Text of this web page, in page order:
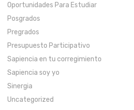
Oportunidades Para Estudiar
Posgrados
Pregrados
Presupuesto Participativo
Sapiencia en tu corregimiento
Sapiencia soy yo
Sinergia
Uncategorized